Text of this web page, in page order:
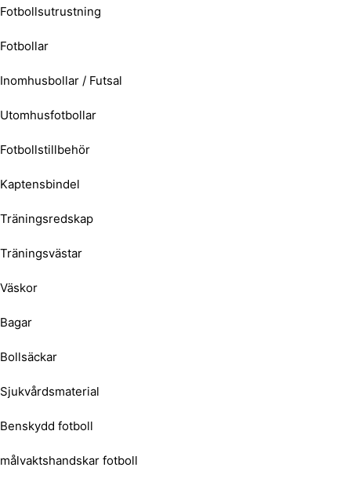
Fotbollsutrustning
Fotbollar
Inomhusbollar / Futsal
Utomhusfotbollar
Fotbollstillbehör
Kaptensbindel
Träningsredskap
Träningsvästar
Väskor
Bagar
Bollsäckar
Sjukvårdsmaterial
Benskydd fotboll
målvaktshandskar fotboll